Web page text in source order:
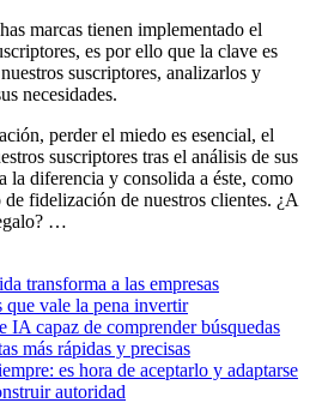
marcas tienen implementado el
es por ello que la clave es
suscriptores, analizarlos y
necesidades.
perder el miedo es esencial, el
suscriptores tras el análisis de sus
la diferencia y consolida a éste, como
fidelización de nuestros clientes. ¿A
…
transforma a las empresas
que vale la pena invertir
IA capaz de comprender búsquedas
más rápidas y precisas
es hora de aceptarlo y adaptarse
autoridad